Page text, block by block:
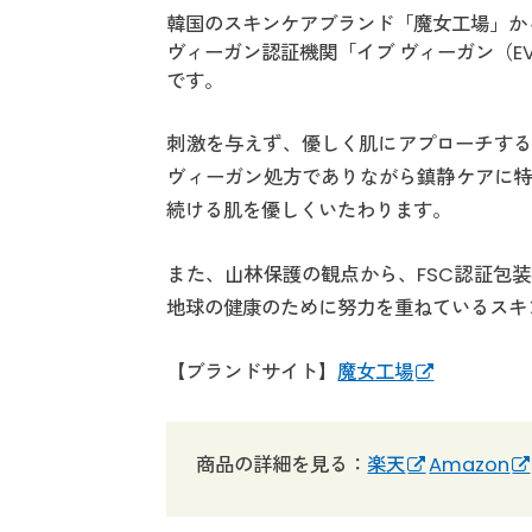
韓国のスキンケアブランド「魔女工場」
ヴィーガン認証機関「イブ ヴィーガン（
です。
刺激を与えず、優しく肌にアプローチす
ヴィーガン処方でありながら鎮静ケアに
続ける肌を優しくいたわります。
また、山林保護の観点から、FSC認証包
地球の健康のために努力を重ねているス
【ブランドサイト】魔女工場
商品の詳細を見る： 楽天 Amazon